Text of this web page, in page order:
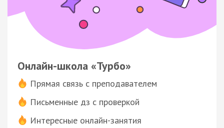
Онлайн-школа «Турбо»
Прямая связь с преподавателем
Письменные дз с проверкой
Интересные онлайн-занятия